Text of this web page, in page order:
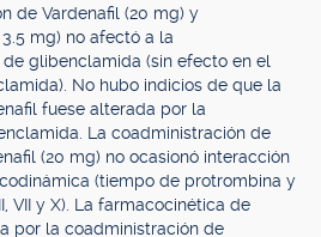
de Vardenafil (20 mg) y
mg) no afectó a la
glibenclamida (sin efecto en el
No hubo indicios de que la
fuese alterada por la
La coadministración de
(20 mg) no ocasionó interacción
(tiempo de protrombina y
VII y X). La farmacocinética de
por la coadministración de